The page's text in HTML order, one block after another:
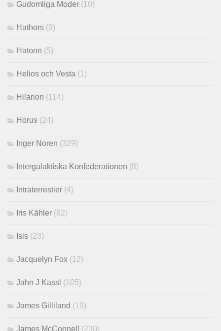
Gudomliga Moder (10)
Hathors (9)
Hatonn (5)
Helios och Vesta (1)
Hilarion (114)
Horus (24)
Inger Noren (329)
Intergalaktiska Konfederationen (8)
Intraterrestier (4)
Iris Kähler (62)
Isis (23)
Jacquelyn Fox (12)
Jahn J Kassl (105)
James Gilliland (19)
James McConnell (230)